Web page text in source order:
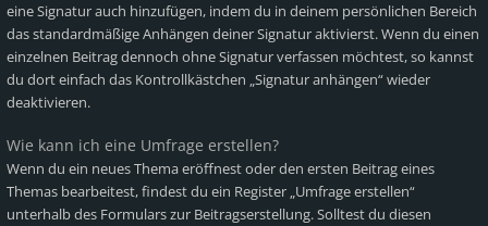
eine Signatur auch hinzufügen, indem du in deinem persönlichen Bereich
das standardmäßige Anhängen deiner Signatur aktivierst. Wenn du einen
einzelnen Beitrag dennoch ohne Signatur verfassen möchtest, so kannst
du dort einfach das Kontrollkästchen „Signatur anhängen“ wieder
deaktivieren.
Wie kann ich eine Umfrage erstellen?
Wenn du ein neues Thema eröffnest oder den ersten Beitrag eines
Themas bearbeitest, findest du ein Register „Umfrage erstellen“
unterhalb des Formulars zur Beitragserstellung. Solltest du diesen